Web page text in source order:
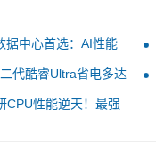
据中心首选：AI性能
代酷睿Ultra省电多达
CPU性能逆天！最强